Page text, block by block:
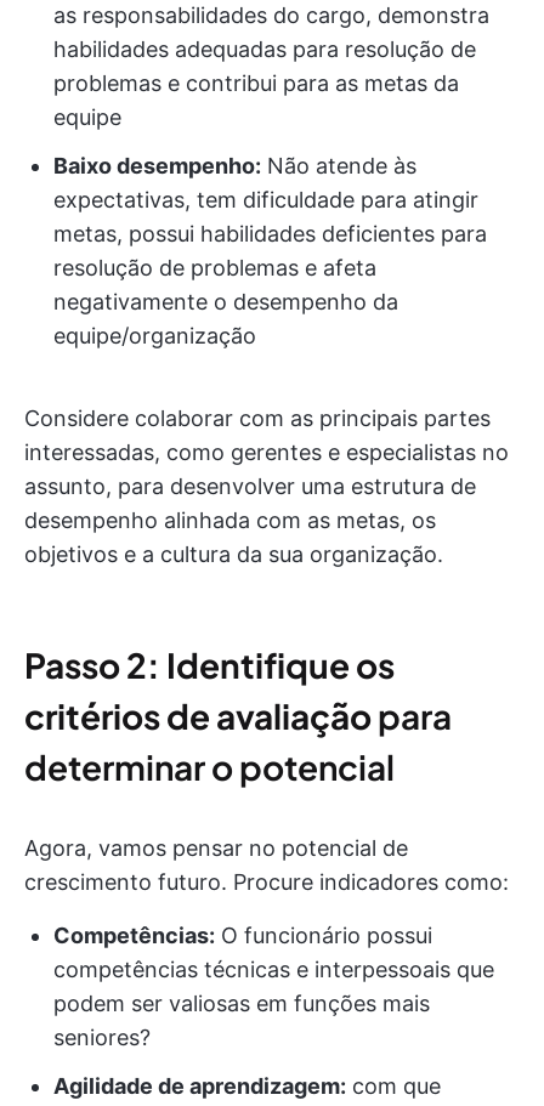
as responsabilidades do cargo, demonstra
habilidades adequadas para resolução de
problemas e contribui para as metas da
equipe
Baixo desempenho: Não atende às
expectativas, tem dificuldade para atingir
metas, possui habilidades deficientes para
resolução de problemas e afeta
negativamente o desempenho da
equipe/organização
Considere colaborar com as principais partes
interessadas, como gerentes e especialistas no
assunto, para desenvolver uma estrutura de
desempenho alinhada com as metas, os
objetivos e a cultura da sua organização.
Passo 2: Identifique os
critérios de avaliaçãopara
determinar o potencial
Agora, vamos pensar no potencial de
crescimento futuro. Procure indicadores como:
Competências: O funcionário possui
competências técnicas e interpessoais que
podem ser valiosas em funções mais
seniores?
Agilidade de aprendizagem: com que